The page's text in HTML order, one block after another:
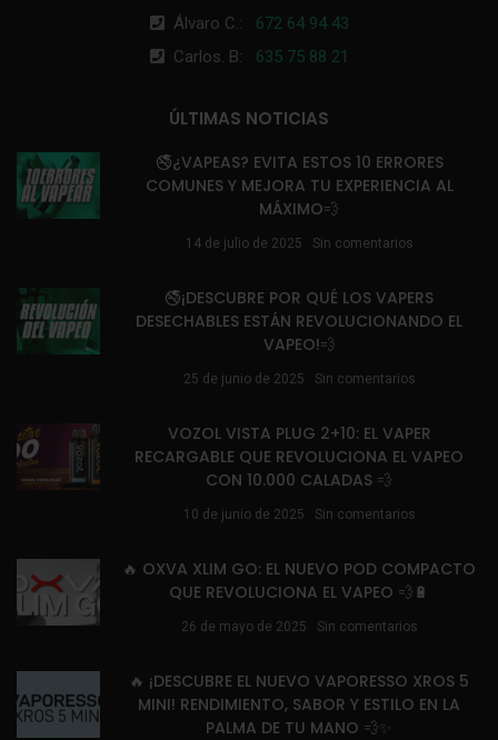
Álvaro C.: 672 64 94 43
Carlos. B: 635 75 88 21
ÚLTIMAS NOTICIAS
🚭¿VAPEAS? EVITA ESTOS 10 ERRORES
COMUNES Y MEJORA TU EXPERIENCIA AL
MÁXIMO💨
14 de julio de 2025 Sin comentarios
🚭¡DESCUBRE POR QUÉ LOS VAPERS
DESECHABLES ESTÁN REVOLUCIONANDO EL
VAPEO!💨
25 de junio de 2025 Sin comentarios
VOZOL VISTA PLUG 2+10: EL VAPER
RECARGABLE QUE REVOLUCIONA EL VAPEO
CON 10.000 CALADAS 💨
10 de junio de 2025 Sin comentarios
🔥 OXVA XLIM GO: EL NUEVO POD COMPACTO
QUE REVOLUCIONA EL VAPEO 💨🔋
26 de mayo de 2025 Sin comentarios
🔥 ¡DESCUBRE EL NUEVO VAPORESSO XROS 5
MINI! RENDIMIENTO, SABOR Y ESTILO EN LA
PALMA DE TU MANO 💨✨